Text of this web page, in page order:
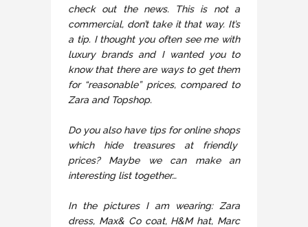
check out the news. This is not a
commercial, don’t take it that way. It’s
a tip. I thought you often see me with
luxury brands and I wanted you to
know that there are ways to get them
for “reasonable” prices, compared to
Zara and Topshop.
Do you also have tips for online shops
which hide treasures at friendly
prices? Maybe we can make an
interesting list together…
In the pictures I am wearing: Zara
dress, Max& Co coat, H&M hat, Marc